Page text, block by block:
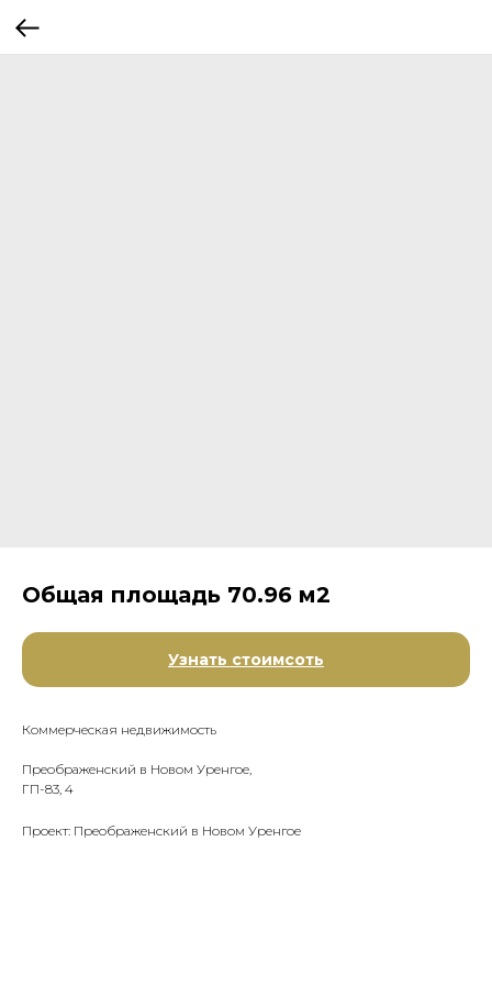
Общая площадь 70.96 м2
Узнать стоимсоть
Коммерческая недвижимость
Преображенский в Новом Уренгое,
ГП-83, 4
Проект: Преображенский в Новом Уренгое